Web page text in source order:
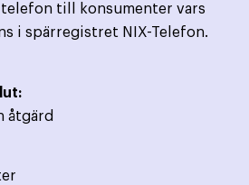
till konsumenter vars
i spärregistret NIX-Telefon.
åtgärd